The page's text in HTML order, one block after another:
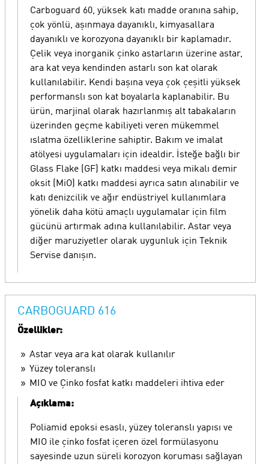
Carboguard 60, yüksek katı madde oranına sahip,
çok yönlü, aşınmaya dayanıklı, kimyasallara
dayanıklı ve korozyona dayanıklı bir kaplamadır.
Çelik veya inorganik çinko astarların üzerine astar,
ara kat veya kendinden astarlı son kat olarak
kullanılabilir. Kendi başına veya çok çeşitli yüksek
performanslı son kat boyalarla kaplanabilir. Bu
ürün, marjinal olarak hazırlanmış alt tabakaların
üzerinden geçme kabiliyeti veren mükemmel
ıslatma özelliklerine sahiptir. Bakım ve imalat
atölyesi uygulamaları için idealdir. İsteğe bağlı bir
Glass Flake (GF) katkı maddesi veya mikalı demir
oksit (MiO) katkı maddesi ayrıca satın alınabilir ve
katı denizcilik ve ağır endüstriyel kullanımlara
yönelik daha kötü amaçlı uygulamalar için film
gücünü artırmak adına kullanılabilir. Astar veya
diğer maruziyetler olarak uygunluk için Teknik
Servise danışın.
CARBOGUARD 616
Özellikler:
Astar veya ara kat olarak kullanılır
Yüzey toleranslı
MIO ve Çinko fosfat katkı maddeleri ihtiva eder
Açıklama:
Poliamid epoksi esaslı, yüzey toleranslı yapısı ve
MIO ile çinko fosfat içeren özel formülasyonu
sayesinde uzun süreli korozyon koruması sağlayan